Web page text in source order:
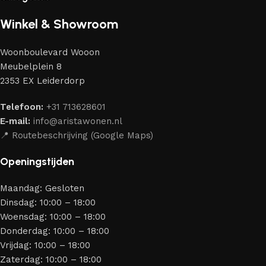
meubelmakers die elegantie, kwaliteit en functionaliteit
Ons assortiment bestaat uit producten van betrouwbare
merken die al jarenlang hun vakmanschap en eerlijkheid
bewijzen. Al onze leveranciers garanderen meubels van
aantrekkelijk design en optimale veiligheid — zodat je
jarenlang kunt genieten van jouw interieur.
Winkel & Showroom
Woonboulevard Wooon
Meubelplein 8
2353 EX Leiderdorp
Telefoon: +31 713628601
E-mail: info@aristawonen.nl
📍 Routebeschrijving (Google Maps)
Openingstijden
Maandag: Gesloten
Dinsdag: 10:00 – 18:00
Woensdag: 10:00 – 18:00
Donderdag: 10:00 – 18:00
Vrijdag: 10:00 – 18:00
Zaterdag: 10:00 – 18:00